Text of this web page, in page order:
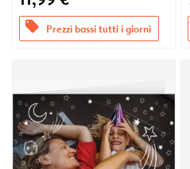
offers Prezzi bassi tutti i giorni